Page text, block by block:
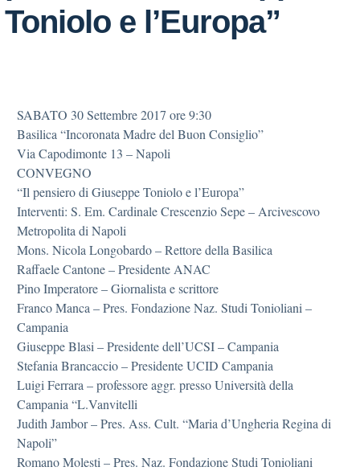
Toniolo e l’Europa”
SABATO 30 Settembre 2017 ore 9:30
Basilica “Incoronata Madre del Buon Consiglio”
Via Capodimonte 13 – Napoli
CONVEGNO
“Il pensiero di Giuseppe Toniolo e l’Europa”
Interventi: S. Em. Cardinale Crescenzio Sepe – Arcivescovo
Metropolita di Napoli
Mons. Nicola Longobardo – Rettore della Basilica
Raffaele Cantone – Presidente ANAC
Pino Imperatore – Giornalista e scrittore
Franco Manca – Pres. Fondazione Naz. Studi Tonioliani –
Campania
Giuseppe Blasi – Presidente dell’UCSI – Campania
Stefania Brancaccio – Presidente UCID Campania
Luigi Ferrara – professore aggr. presso Università della
Campania “L.Vanvitelli
Judith Jambor – Pres. Ass. Cult. “Maria d’Ungheria Regina di
Napoli”
Romano Molesti – Pres. Naz. Fondazione Studi Tonioliani